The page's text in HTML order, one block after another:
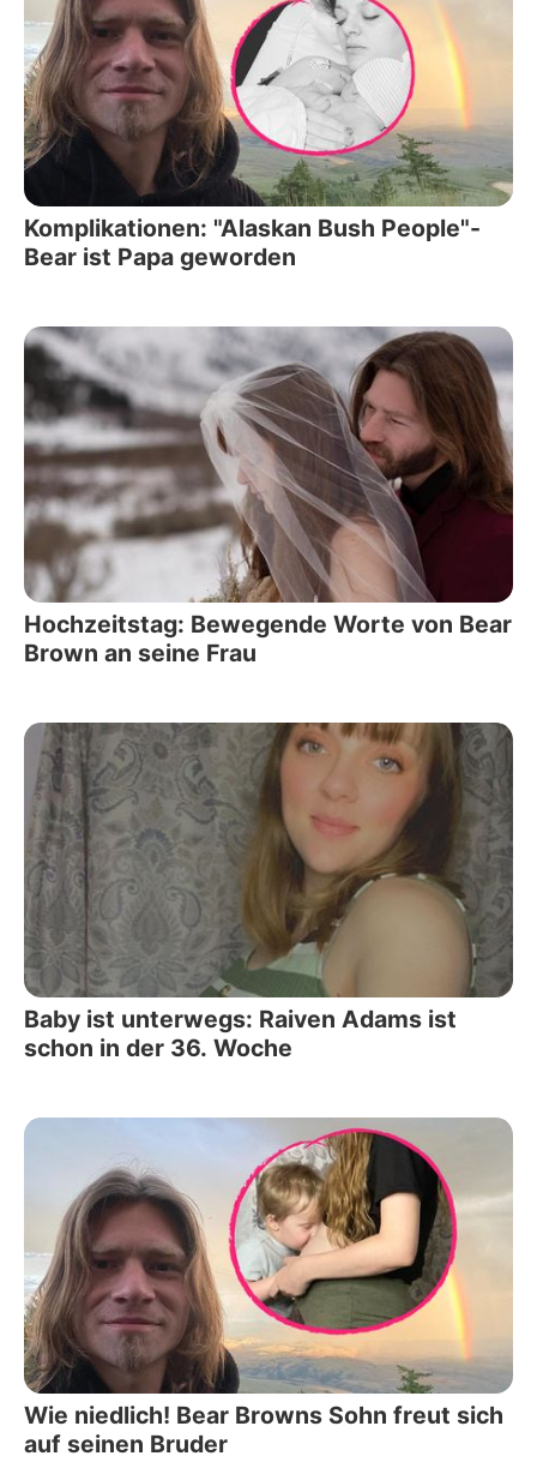
Komplikationen: "Alaskan Bush People"-
Bear ist Papa geworden
Hochzeitstag: Bewegende Worte von Bear
Brown an seine Frau
Baby ist unterwegs: Raiven Adams ist
schon in der 36. Woche
Wie niedlich! Bear Browns Sohn freut sich
auf seinen Bruder